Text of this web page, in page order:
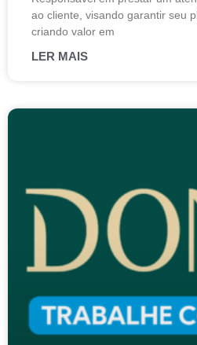
ao cliente, visando garantir seu
criando valor em
LER MAIS